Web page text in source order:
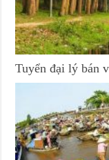
Tuyển đại lý bán